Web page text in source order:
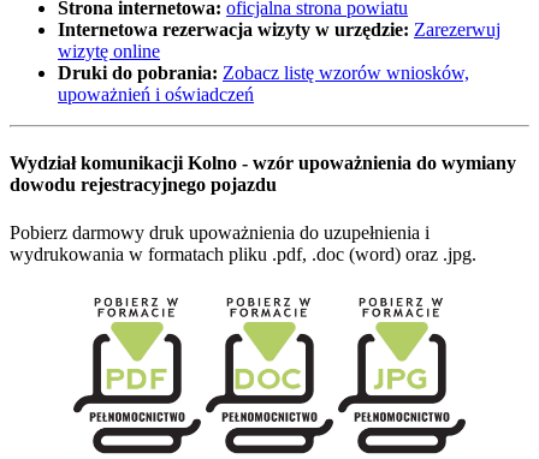
Strona internetowa: oficjalna strona powiatu
Internetowa rezerwacja wizyty w urzędzie: Zarezerwuj
wizytę online
Druki do pobrania: Zobacz listę wzorów wniosków,
upoważnień i oświadczeń
Wydział komunikacji Kolno - wzór upoważnienia do wymiany
dowodu rejestracyjnego pojazdu
Pobierz darmowy druk upoważnienia do uzupełnienia i
wydrukowania w formatach pliku .pdf, .doc (word) oraz .jpg.